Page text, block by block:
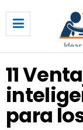
V
e
t
a
j
a
11
para